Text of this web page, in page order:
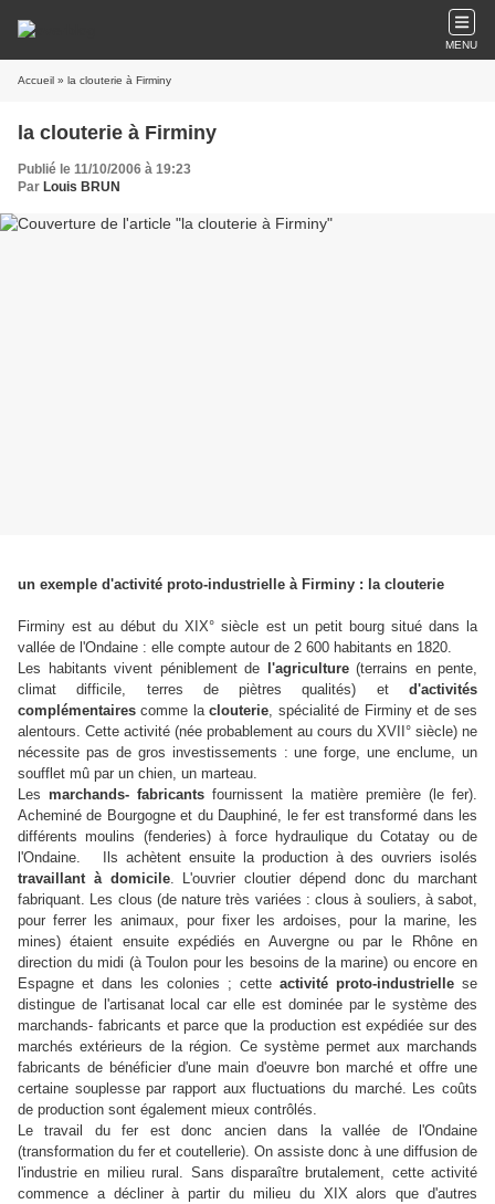
MENU
Accueil » la clouterie à Firminy
la clouterie à Firminy
Publié le 11/10/2006 à 19:23
Par Louis BRUN
un exemple d'activité proto-industrielle à Firminy : la clouterie
Firminy est au début du XIX° siècle est un petit bourg situé dans la
vallée de l'Ondaine : elle compte autour de 2 600 habitants en 1820.
Les habitants vivent péniblement de
l'agriculture(terrains en pente,
climat difficile, terres de piètres qualités) et d'activités
complémentaires comme laclouterie, spécialité de Firminy et de ses
alentours. Cette activité (née probablement au cours du XVII° siècle) ne
nécessite pas de gros investissements : une forge, une enclume, un
soufflet mû par un chien, un marteau.
Lesmarchands- fabricants fournissent la matière première (le fer).
Acheminé de Bourgogne et du Dauphiné, le fer est transformé dans les
différents moulins (fenderies) à force hydraulique du Cotatay ou de
l'Ondaine. Ils achètent ensuite la production à des ouvriers isolés
travaillant à domicile. L'ouvrier cloutier dépend donc du marchant
fabriquant. Les clous (de nature très variées : clous à souliers, à sabot,
pour ferrer les animaux, pour fixer les ardoises, pour la marine, les
mines) étaient ensuite expédiés en Auvergne ou par le Rhône en
direction du midi (à Toulon pour les besoins de la marine) ou encore en
Espagne et dans les colonies ; cette activité proto-industrielle se
distingue de l'artisanat local car elle est dominée par le système des
marchands- fabricants et parce que la production est expédiée sur des
marchés extérieurs de la région. Ce système permet aux marchands
fabricants de bénéficier d'une main d'oeuvre bon marché et offre une
certaine souplesse par rapport aux fluctuations du marché. Les coûts
de production sont également mieux contrôlés.
Le travail du fer est donc ancien dans la vallée de l'Ondaine
(transformation du fer et coutellerie). On assiste donc à une diffusion de
l'industrie en milieu rural. Sans disparaître brutalement, cette activité
commence a décliner à partir du milieu du XIX alors que d'autres